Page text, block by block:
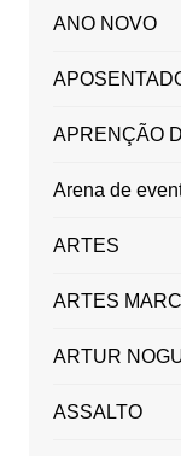
ANO NOVO
APRENÇÃO
Arena de
ARTES
ARTES
ARTUR
ASSALTO